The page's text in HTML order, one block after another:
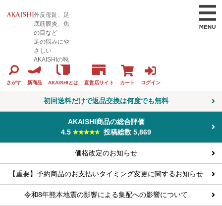
外反母趾、足
底筋膜炎、魚
の目など
足の悩みにや
さしい
AKAISHIの靴
さがす 新商品 AKAISHIとは 直営店サイト カート ログイン
初回送料だけで返品交換は何度でも無料
AKAISHI商品の総合評価
4.5
投稿総数 5,869
価格改定のお知らせ
【重要】予約商品のお支払いタイミング変更に関するお知らせ
令和8年熊本地震の影響による集配への影響について